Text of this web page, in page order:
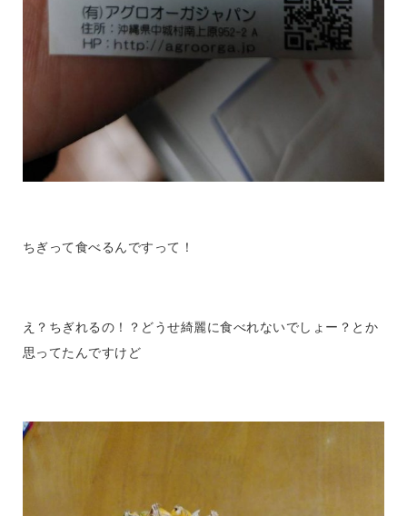
ちぎって食べるんですって！
え？ちぎれるの！？どうせ綺麗に食べれないでしょー？とか
思ってたんですけど